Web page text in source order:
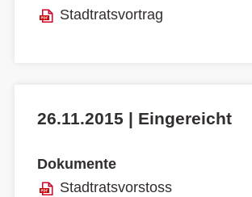
Stadtratsvortrag
26.11.2015 | Eingereicht
Dokumente
Stadtratsvorstoss